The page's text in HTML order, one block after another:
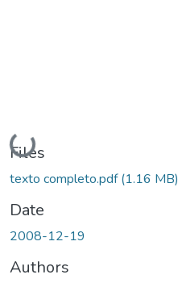
Loading...
Files
texto completo.pdf(1.16 MB)
Date
2008-12-19
Authors